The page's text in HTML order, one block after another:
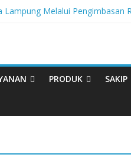
Lampung Melalui Pengimbasan
Puisi Kembali Digelar
PRODUK SAKIP